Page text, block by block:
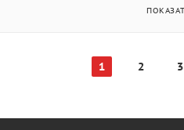
1 2 3